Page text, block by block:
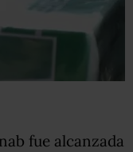
fue alcanzada